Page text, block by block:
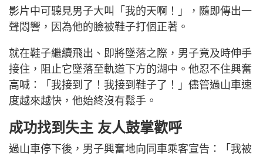
影片中可聽見男子大叫「我的天啊！」，隨即傳出一
聲悶響，因為他的臉被鞋子打個正著。
就在鞋子繼續飛出、即將墜落之際，男子竟及時伸手
接住，阻止它墜落至軌道下方的湖中。他忍不住興奮
高喊：「我接到了！我接到鞋子了！」儘管過山車速
度越來越快，他始終沒有鬆手。
成功找到失主 友人鼓掌歡呼
過山車停下後，男子興奮地向同車乘客宣告：「我被